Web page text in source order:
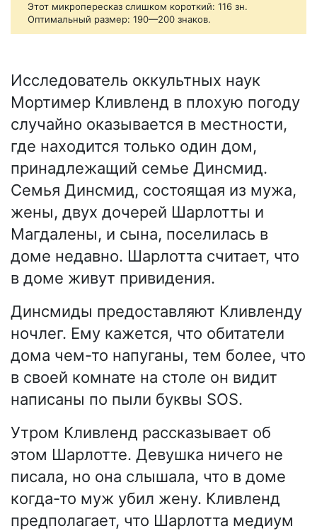
Этот микропересказ слишком короткий: 116 зн.
Оптимальный размер: 190—200 знаков.
Исследователь оккультных наук
Мортимер Кливленд в плохую погоду
случайно оказывается в местности,
где находится только один дом,
принадлежащий семье Динсмид.
Семья Динсмид, состоящая из мужа,
жены, двух дочерей Шарлотты и
Магдалены, и сына, поселилась в
доме недавно. Шарлотта считает, что
в доме живут привидения.
Динсмиды предоставляют Кливленду
ночлег. Ему кажется, что обитатели
дома чем-то напуганы, тем более, что
в своей комнате на столе он видит
написаны по пыли буквы SOS.
Утром Кливленд рассказывает об
этом Шарлотте. Девушка ничего не
писала, но она слышала, что в доме
когда-то муж убил жену. Кливленд
предполагает, что Шарлотта медиум